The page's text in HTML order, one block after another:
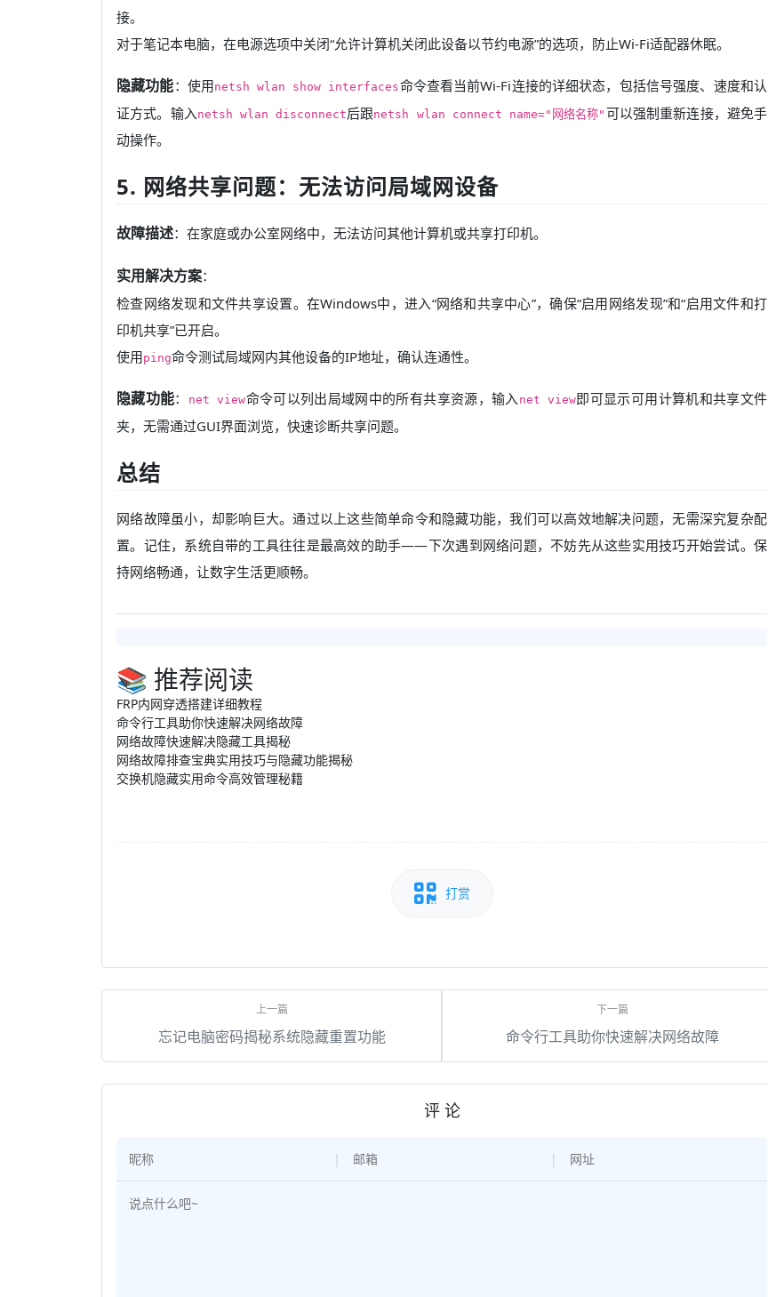
接。
对于笔记本电脑，在电源选项中关闭“允许计算机关闭此设备以节约电源”的选项，防止Wi-Fi适配器休眠。
隐藏功能：使用netsh wlan show interfaces命令查看当前Wi-Fi连接的详细状态，包括信号强度、速度和认
证方式。输入 netsh wlan disconnect后跟netsh wlan connect name="网络名称" 可以强制重新连接，避免手
动操作。
5. 网络共享问题：无法访问局域网设备
故障描述：在家庭或办公室网络中，无法访问其他计算机或共享打印机。
实用解决方案：
检查网络发现和文件共享设置。在Windows中，进入“网络和共享中心”，确保“启用网络发现”和“启用文件和打
印机共享”已开启。
使用ping命令测试局域网内其他设备的IP地址，确认连通性。
隐藏功能： net view命令可以列出局域网中的所有共享资源，输入 net view即可显示可用计算机和共享文件
夹，无需通过GUI界面浏览，快速诊断共享问题。
总结
网络故障虽小，却影响巨大。通过以上这些简单命令和隐藏功能，我们可以高效地解决问题，无需深究复杂配
置。记住，系统自带的工具往往是最高效的助手——下次遇到网络问题，不妨先从这些实用技巧开始尝试。保
持网络畅通，让数字生活更顺畅。
📚 推荐阅读
FRP内网穿透搭建详细教程
命令行工具助你快速解决网络故障
网络故障快速解决隐藏工具揭秘
网络故障排查宝典实用技巧与隐藏功能揭秘
交换机隐藏实用命令高效管理秘籍
打赏
忘记电脑密码揭秘系统隐藏重置功能 命令行工具助你快速解决网络故障
评 论